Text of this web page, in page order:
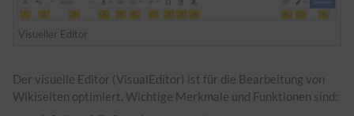
Visueller Editor
Der visuelle Editor (VisualEditor) ist für die Bearbeitung von
Wikiseiten optimiert. Wichtige Merkmale und Funktionen sind: